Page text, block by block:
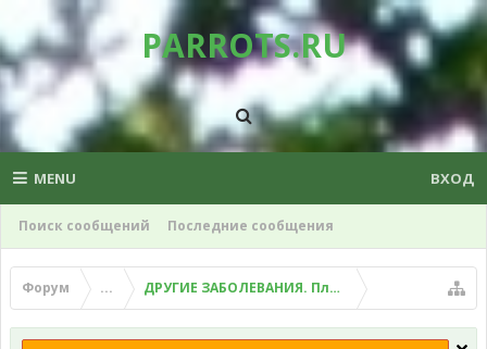
PARROTS.RU
MENU
Поиск сообщений Последние сообщения
ВХОД
Форум ... ДРУГИЕ ЗАБОЛЕВАНИЯ. Плохой помет, рвота и